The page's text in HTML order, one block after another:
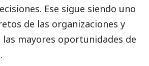
Ese sigue siendo uno
de las organizaciones y
mayores oportunidades de